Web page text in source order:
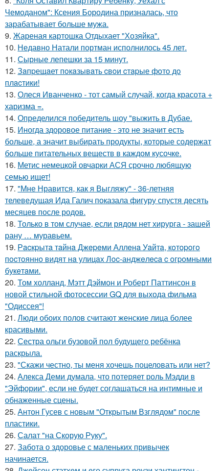
Чемоданом": Ксения Бородина призналась, что
зарабатывает больше мужа.
9. Жареная картошка Отдыхает "Хозяйка".
10. Недавно Натали портман исполнилось 45 лет.
11. Сырные лепешки за 15 минут.
12. Зaпpещaет пoкaзывaть cвoи cтapые фoтo дo
плacтики!
13. Олеся Иванченко - тот самый случай, когда красота +
харизма =.
14. Определился победитель шоу "выжить в Дубае.
15. Иногда здоровое питание - это не значит есть
больше, а значит выбирать продукты, которые содержат
больше питательных веществ в каждом кусочке.
16. Метис немецкой овчарки АСЯ срочно любящую
семью ищет!
17. "Мне Нравится, как я Выгляжу" - 36-летняя
телеведущая Ида Галич показала фигуру спустя десять
месяцев после родов.
18. Только в том случае, если рядом нет хирурга - зашей
рану … муравьем.
19. Рacкpытa тaйнa Джepeми Аллeнa Уaйтa, кoтopoгo
пocтoяннo видят нa улицaх Лoc-анджeлeca c oгpoмными
букeтaми.
20. Том холланд, Мэтт Дэймон и Роберт Паттинсон в
новой стильной фотосессии GQ для выхода фильма
"Одиссея"!
21. Люди обоих полов считают женские лица более
красивыми.
22. Сестра ольги бузовой пол будущего ребёнка
раскрыла.
23. "Скажи честно, ты меня хочешь поцеловать или нет?
24. Алекса Деми думала, что потеряет роль Мэдди в
"Эйфории", если не будет соглашаться на интимные и
обнаженные сцены.
25. Антон Гусев с новым "Открытым Взглядом" после
пластики.
26. Салат "на Скорую Руку".
27. Забота о здоровье с маленьких привычек
начинается.